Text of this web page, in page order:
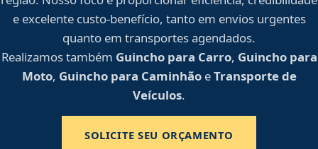
e excelente custo-benefício, tanto em envios urgentes
quanto em transportes agendados.
Realizamos também Guincho para Carro, Guincho para
Moto, Guincho para CaminhãoeTransporte de
Veículos.
SOLICITE SEU ORÇAMENTO